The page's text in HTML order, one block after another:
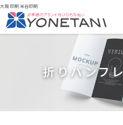
大阪 印刷 米谷印刷
折りパンフ